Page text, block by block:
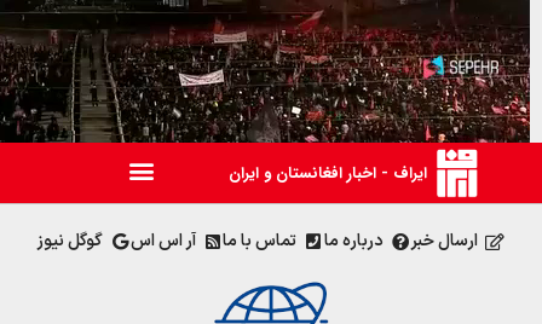
00:00
00:00
02:49
ایراف - اخبار افغانستان و ایران
ارسال خبر درباره ما تماس با ما آر اس اس گوگل نیوز